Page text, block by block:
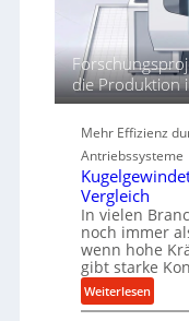
d
i
e
r
f
o
r
m
a
n
c
die Produktion
Mehr Effizienz
Antriebssysteme
Vergleich
In vielen
noch immer
wenn hohe
gibt starke
Weiterlesen:
K